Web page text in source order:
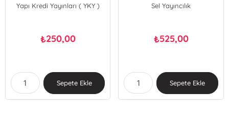
Yapı Kredi Yayınları ( YKY )
₺250,00
Sepete Ekle
Sel Yayıncılık
₺525,00
Sepete Ekle